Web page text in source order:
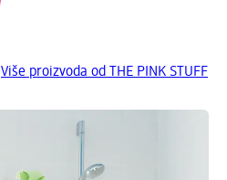
Više proizvoda od THE PINK STUFF